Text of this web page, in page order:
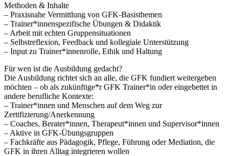
Methoden & Inhalte
– Praxisnahe Vermittlung von GFK-Basisthemen
– Trainer*innenspezifische Übungen & Didaktik
– Arbeit mit echten Gruppensituationen
– Selbstreflexion, Feedback und kollegiale Unterstützung
– Input zu Trainer*innenrolle, Ethik und Haltung
Für wen ist die Ausbildung gedacht?
Die Ausbildung richtet sich an alle, die GFK fundiert weitergeben
möchten – ob als zukünftige*r GFK Trainer*in oder eingebettet in
andere berufliche Kontexte:
– Trainer*innen und Menschen auf dem Weg zur
Zertifizierung/Anerkennung
– Coaches, Berater*innen, Therapeut*innen und Supervisor*innen
– Aktive in GFK-Übungsgruppen
– Fachkräfte aus Pädagogik, Pflege, Führung oder Mediation, die
GFK in ihren Alltag integrieren wollen